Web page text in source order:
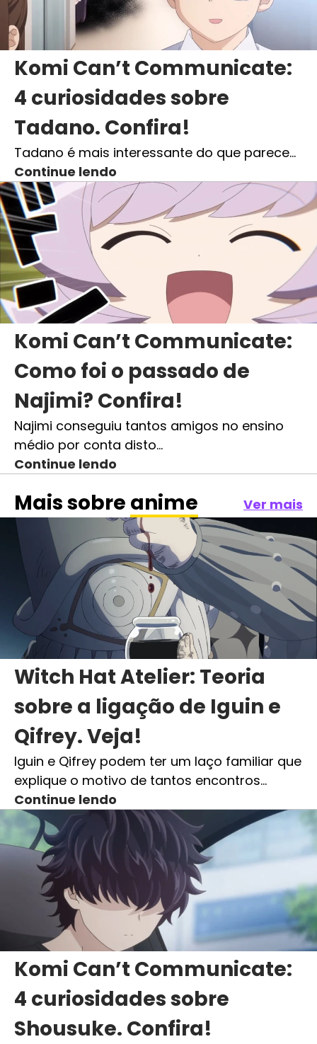
Komi Can’t Communicate:
4 curiosidades sobre
Tadano. Confira!
Tadano é mais interessante do que parece…
Continue lendo
Komi Can’t Communicate:
Como foi o passado de
Najimi? Confira!
Najimi conseguiu tantos amigos no ensino
médio por conta disto…
Continue lendo
Mais sobre anime Ver mais
Witch Hat Atelier: Teoria
sobre a ligação de Iguin e
Qifrey. Veja!
Iguin e Qifrey podem ter um laço familiar que
explique o motivo de tantos encontros…
Continue lendo
Komi Can’t Communicate:
4 curiosidades sobre
Shousuke. Confira!